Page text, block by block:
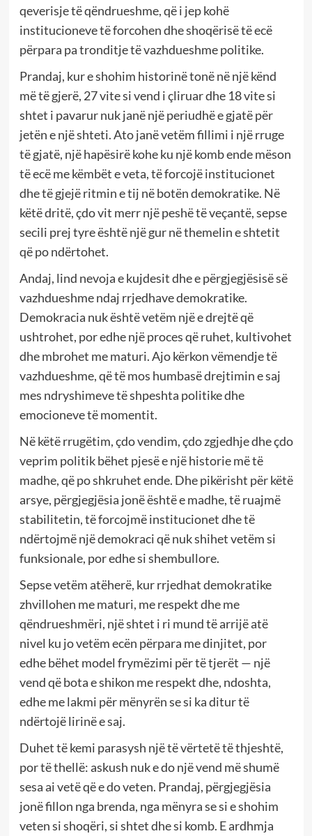
qeverisje të qëndrueshme, që i jep kohë
institucioneve të forcohen dhe shoqërisë të ecë
përpara pa tronditje të vazhdueshme politike.
Prandaj, kur e shohim historinë tonë në një kënd
më të gjerë, 27 vite si vend i çliruar dhe 18 vite si
shtet i pavarur nuk janë një periudhë e gjatë për
jetën e një shteti. Ato janë vetëm fillimi i një rruge
të gjatë, një hapësirë kohe ku një komb ende mëson
të ecë me këmbët e veta, të forcojë institucionet
dhe të gjejë ritmin e tij në botën demokratike. Në
këtë dritë, çdo vit merr një peshë të veçantë, sepse
secili prej tyre është një gur në themelin e shtetit
që po ndërtohet.
Andaj, lind nevoja e kujdesit dhe e përgjegjësisë së
vazhdueshme ndaj rrjedhave demokratike.
Demokracia nuk është vetëm një e drejtë që
ushtrohet, por edhe një proces që ruhet, kultivohet
dhe mbrohet me maturi. Ajo kërkon vëmendje të
vazhdueshme, që të mos humbasë drejtimin e saj
mes ndryshimeve të shpeshta politike dhe
emocioneve të momentit.
Në këtë rrugëtim, çdo vendim, çdo zgjedhje dhe çdo
veprim politik bëhet pjesë e një historie më të
madhe, që po shkruhet ende. Dhe pikërisht për këtë
arsye, përgjegjësia jonë është e madhe, të ruajmë
stabilitetin, të forcojmë institucionet dhe të
ndërtojmë një demokraci që nuk shihet vetëm si
funksionale, por edhe si shembullore.
Sepse vetëm atëherë, kur rrjedhat demokratike
zhvillohen me maturi, me respekt dhe me
qëndrueshmëri, një shtet i ri mund të arrijë atë
nivel ku jo vetëm ecën përpara me dinjitet, por
edhe bëhet model frymëzimi për të tjerët — një
vend që bota e shikon me respekt dhe, ndoshta,
edhe me lakmi për mënyrën se si ka ditur të
ndërtojë lirinë e saj.
Duhet të kemi parasysh një të vërtetë të thjeshtë,
por të thellë: askush nuk e do një vend më shumë
sesa ai vetë që e do veten. Prandaj, përgjegjësia
jonë fillon nga brenda, nga mënyra se si e shohim
veten si shoqëri, si shtet dhe si komb. E ardhmja